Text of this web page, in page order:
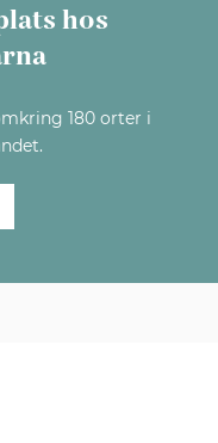
hos
180 orter i